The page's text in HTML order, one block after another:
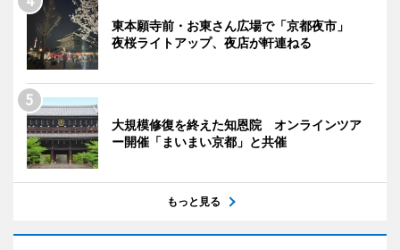
東本願寺前・お東さん広場で「京都夜市」
夜桜ライトアップ、夜店が軒連ねる
大規模修復を終えた知恩院 オンラインツア
ー開催「まいまい京都」と共催
もっと見る